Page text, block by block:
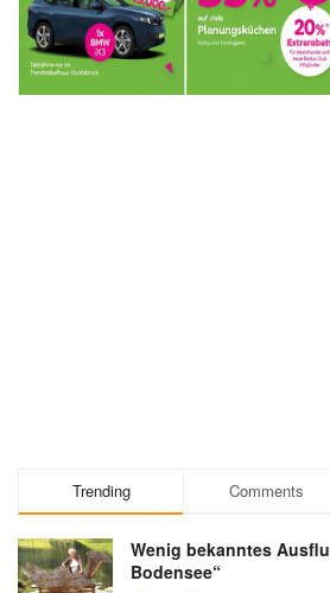
Trending Comments
Wenig bekanntes
Bodensee“